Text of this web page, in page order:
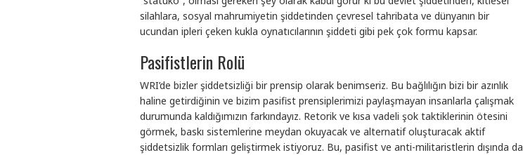
silahlara, sosyal mahrumiyetin şiddetinden çevresel tahribata ve dünyanın bir
ucundan ipleri çeken kukla oynatıcılarının şiddeti gibi pek çok formu kapsar.
Pasifistlerin Rolü
WRI’de bizler şiddetsizliği bir prensip olarak benimseriz. Bu bağlılığın bizi bir azınlık
haline getirdiğinin ve bizim pasifist prensiplerimizi paylaşmayan insanlarla çalışmak
durumunda kaldığımızın farkındayız. Retorik ve kısa vadeli şok taktiklerinin ötesini
görmek, baskı sistemlerine meydan okuyacak ve alternatif oluşturacak aktif
şiddetsizlik formları geliştirmek istiyoruz. Bu, pasifist ve anti-militaristlerin dışında da